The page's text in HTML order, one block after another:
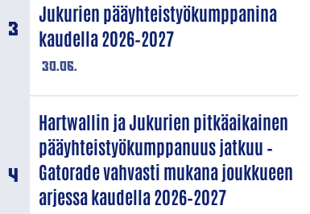
30.06.
Jukurien pääyhteistyökumppanina
kaudella 2026–2027
Hartwallin ja Jukurien pitkäaikainen
pääyhteistyökumppanuus jatkuu –
Gatorade vahvasti mukana joukkueen
arjessa kaudella 2026–2027